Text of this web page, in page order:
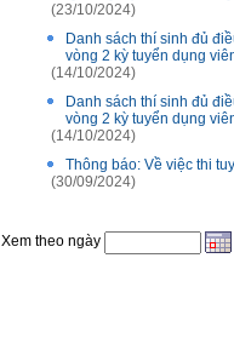
(23/10/2024)
Danh sách thí sinh đủ
vòng 2 kỳ tuyển dụng
(14/10/2024)
Danh sách thí sinh đủ
vòng 2 kỳ tuyển dụng
(14/10/2024)
Thông báo: Về việc thi
(30/09/2024)
Xem theo ngày